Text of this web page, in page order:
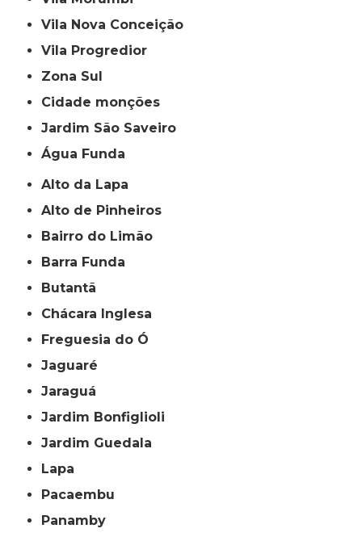
Vila Nova Conceição
Vila Progredior
Zona Sul
cidade monções
jardim São Saveiro
Água Funda
Alto da Lapa
Alto de Pinheiros
Bairro do Limão
Barra Funda
Butantã
Chácara Inglesa
Freguesia do Ó
Jaguaré
Jaraguá
Jardim Bonfiglioli
Jardim Guedala
Lapa
Pacaembu
Panamby